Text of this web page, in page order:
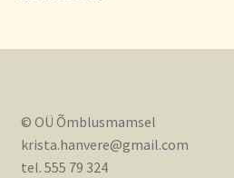
© OÜ Õmblusmamsel
krista.hanvere@gmail.com
tel. 555 79 324